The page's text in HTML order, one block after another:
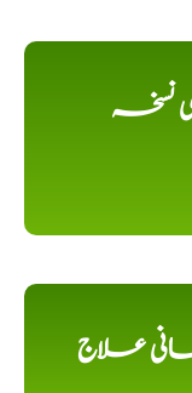
نسخہ
علاج